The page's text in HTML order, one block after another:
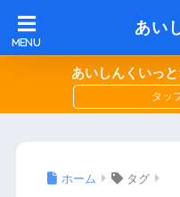
あい
あいしんくいっ
ホーム タグ